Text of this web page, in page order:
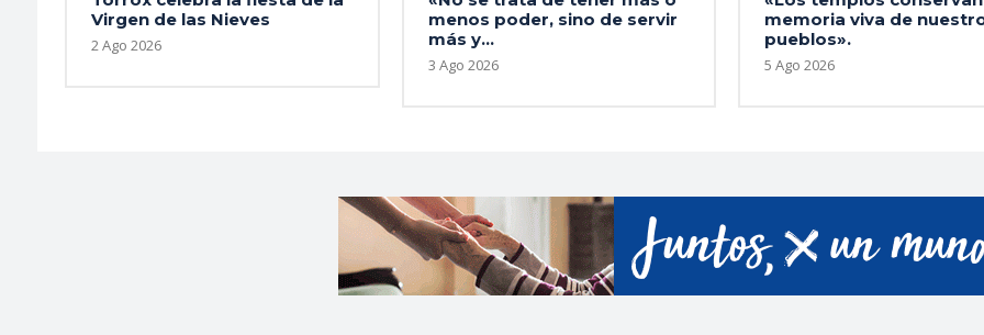
Virgen de las Nieves
2 Ago 2026
menos poder, sino de servir
más y...
3 Ago 2026
memoria viva de
pueblos».
5 Ago 2026